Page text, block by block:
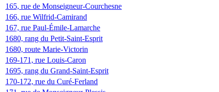
165, rue de Monseigneur-Courchesne
166, rue Wilfrid-Camirand
167, rue Paul-Émile-Lamarche
1680, rang du Petit-Saint-Esprit
1680, route Marie-Victorin
169-171, rue Louis-Caron
1695, rang du Grand-Saint-Esprit
170-172, rue du Curé-Ferland